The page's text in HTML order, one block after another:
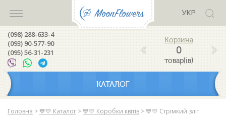
УКР
(098) 288-633-4
(093) 90-577-90
(095) 56-31-231
0
товар(ів)
КАТАЛОГ
Головна > 💙💛 Каталог > 💙💛 Коробки квітів > 💙💛 Стрімкий зліт